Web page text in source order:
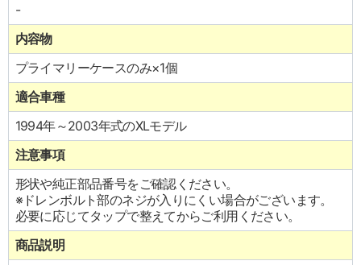
-
内容物
プライマリーケースのみ×1個
適合車種
1994年～2003年式のXLモデル
注意事項
形状や純正部品番号をご確認ください。
※ドレンボルト部のネジが入りにくい場合がございます。
必要に応じてタップで整えてからご利用ください。
商品説明